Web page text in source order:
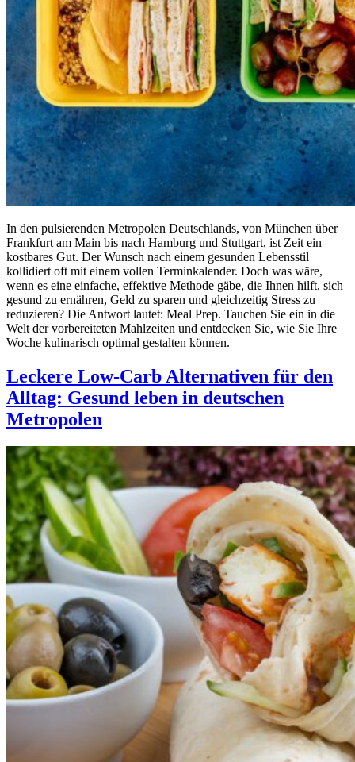
In den pulsierenden Metropolen Deutschlands, von München über
Frankfurt am Main bis nach Hamburg und Stuttgart, ist Zeit ein
kostbares Gut. Der Wunsch nach einem gesunden Lebensstil
kollidiert oft mit einem vollen Terminkalender. Doch was wäre,
wenn es eine einfache, effektive Methode gäbe, die Ihnen hilft, sich
gesund zu ernähren, Geld zu sparen und gleichzeitig Stress zu
reduzieren? Die Antwort lautet: Meal Prep. Tauchen Sie ein in die
Welt der vorbereiteten Mahlzeiten und entdecken Sie, wie Sie Ihre
Woche kulinarisch optimal gestalten können.
Leckere Low-Carb Alternativen für den
Alltag: Gesund leben in deutschen
Metropolen